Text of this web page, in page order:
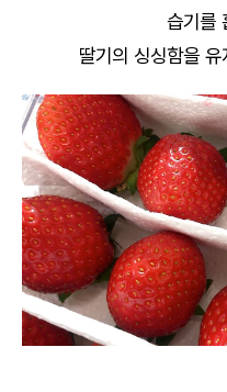
습기를
딸기의 싱싱함을